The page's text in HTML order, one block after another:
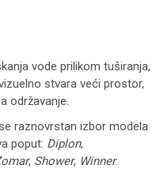
vode prilikom tuširanja,
stvara veći prostor,
održavanje.
raznovrstan izbor modela
poput: Diplon,
, Shower, Winner.